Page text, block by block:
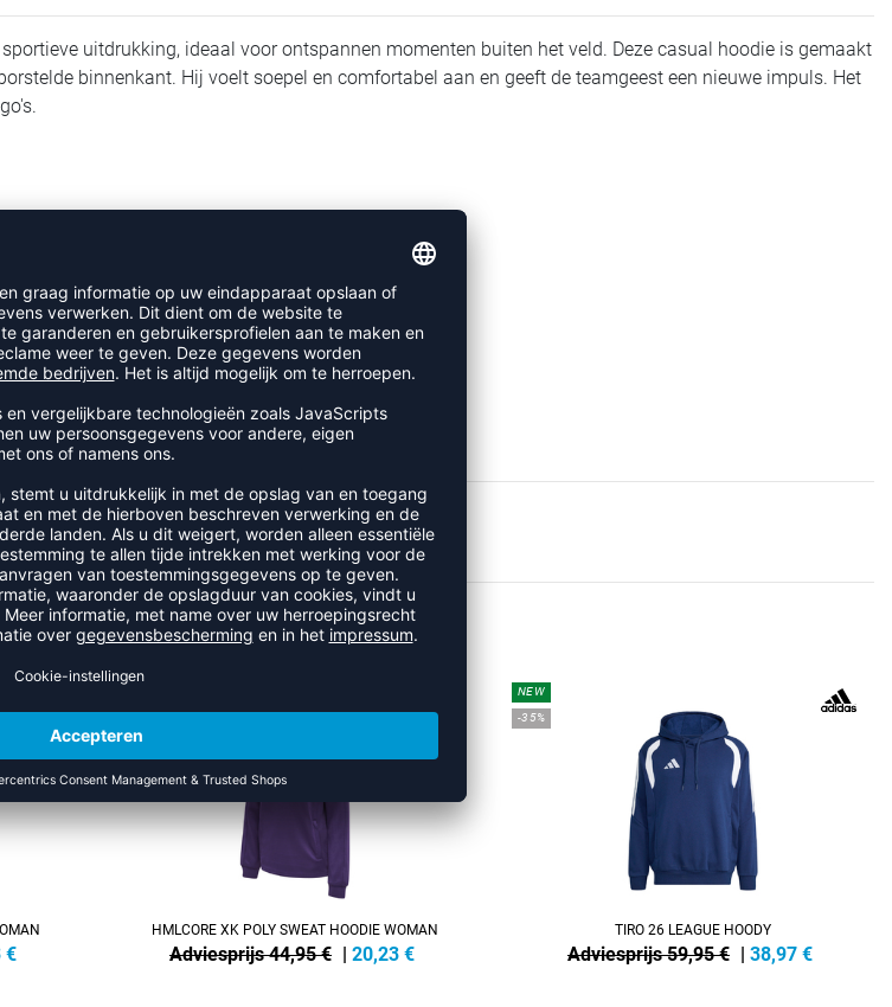
uitdrukking, ideaal voor ontspannen momenten buiten het veld. Deze casual hoodie is gemaakt
binnenkant. Hij voelt soepel en comfortabel aan en geeft de teamgeest een nieuwe impuls. Het
BEKEKEN
CATEGORIE HOODIES
€
HMLCORE XK POLY SWEAT HOODIE WOMAN
Adviesprijs 44,95 € | 20,23 €
NEW
-35%
TIRO 26 LEAGUE HOODY
Adviesprijs 59,95 € | 38,97 €